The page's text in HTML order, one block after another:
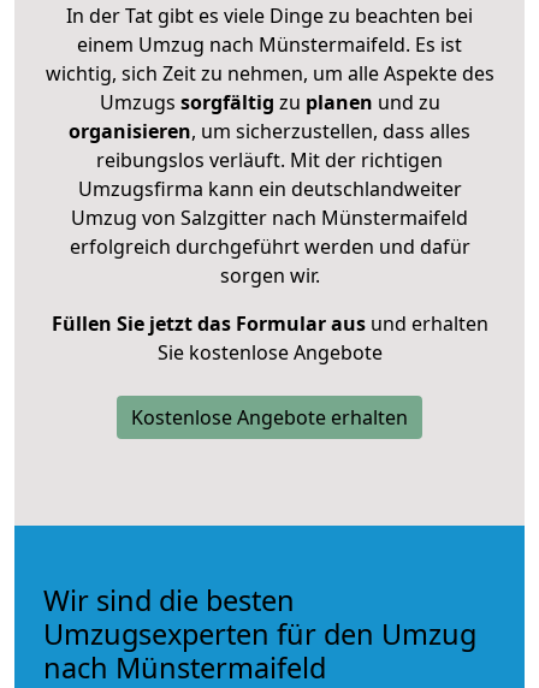
In der Tat gibt es viele Dinge zu beachten bei
einem Umzug nach Münstermaifeld. Es ist
wichtig, sich Zeit zu nehmen, um alle Aspekte des
Umzugs sorgfältig zu planen und zu
organisieren, um sicherzustellen, dass alles
reibungslos verläuft. Mit der richtigen
Umzugsfirma kann ein deutschlandweiter
Umzug von Salzgitter nach Münstermaifeld
erfolgreich durchgeführt werden und dafür
sorgen wir.
Füllen Sie jetzt das Formular ausund erhalten
Sie kostenlose Angebote
Kostenlose Angebote erhalten
Wir sind die besten
Umzugsexperten für den Umzug
nach Münstermaifeld